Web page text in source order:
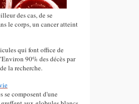
des cas, de se
le corps, un cancer atteint
qui font office de
90% des décès par
la recherche.
se composent d'une